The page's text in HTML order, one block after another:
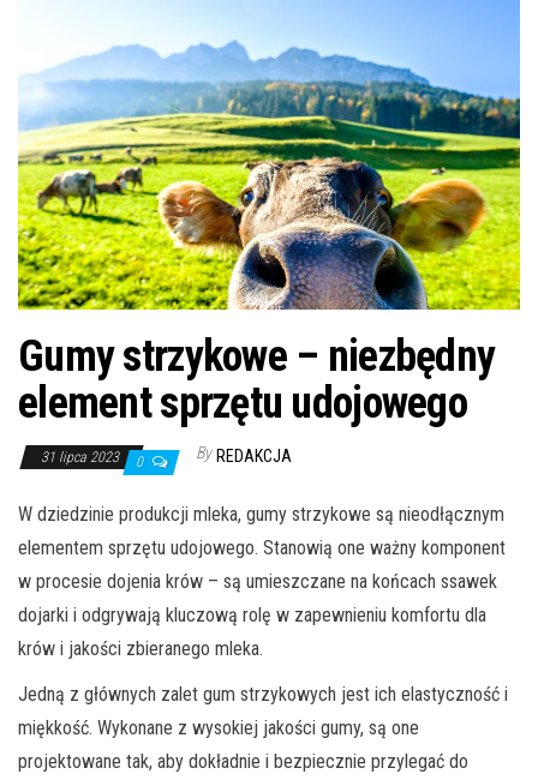
Gumy strzykowe – niezbędny
element sprzętu udojowego
31 lipca 2023 0 By REDAKCJA
W dziedzinie produkcji mleka, gumy strzykowe są nieodłącznym
elementem sprzętu udojowego. Stanowią one ważny komponent
w procesie dojenia krów – są umieszczane na końcach ssawek
dojarki i odgrywają kluczową rolę w zapewnieniu komfortu dla
krów i jakości zbieranego mleka.
Jedną z głównych zalet gum strzykowych jest ich elastyczność i
miękkość. Wykonane z wysokiej jakości gumy, są one
projektowane tak, aby dokładnie i bezpiecznie przylegać do